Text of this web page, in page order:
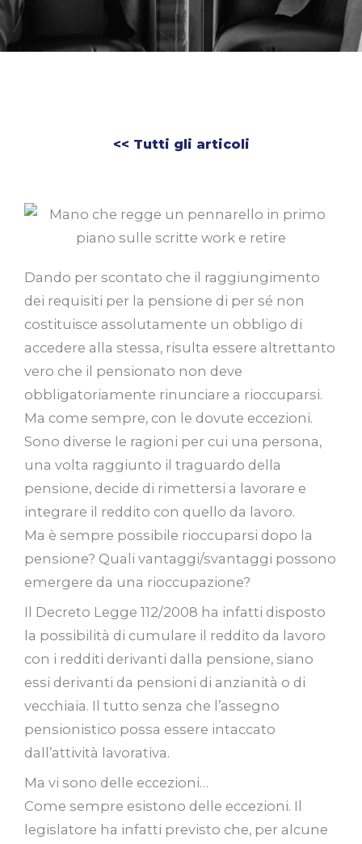
<< Tutti gli articoli
Dando per scontato che il raggiungimento
dei requisiti per la pensione di per sé non
costituisce assolutamente un obbligo di
accedere alla stessa, risulta essere altrettanto
vero che il pensionato non deve
obbligatoriamente rinunciare a rioccuparsi.
Ma come sempre, con le dovute eccezioni.
Sono diverse le ragioni per cui una persona,
una volta raggiunto il traguardo della
pensione, decide di rimettersi a lavorare e
integrare il reddito con quello da lavoro.
Ma è sempre possibile rioccuparsi dopo la
pensione? Quali vantaggi/svantaggi possono
emergere da una rioccupazione?
Il Decreto Legge 112/2008 ha infatti disposto
la possibilità di cumulare il reddito da lavoro
con i redditi derivanti dalla pensione, siano
essi derivanti da pensioni di anzianità o di
vecchiaia. Il tutto senza che l’assegno
pensionistico possa essere intaccato
dall’attività lavorativa.
Ma vi sono delle eccezioni…
Come sempre esistono delle eccezioni. Il
legislatore ha infatti previsto che, per alcune